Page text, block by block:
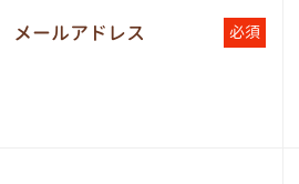
メールアドレス 必須